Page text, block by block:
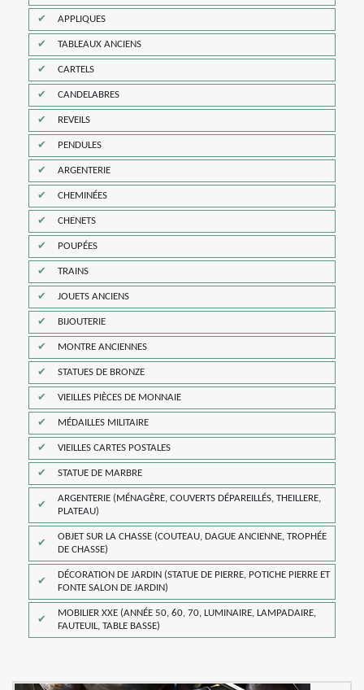
APPLIQUES
TABLEAUX ANCIENS
CARTELS
CANDELABRES
REVEILS
PENDULES
ARGENTERIE
CHEMINÉES
CHENETS
POUPÉES
TRAINS
JOUETS ANCIENS
BIJOUTERIE
MONTRE ANCIENNES
STATUES DE BRONZE
VIEILLES PIÈCES DE MONNAIE
MÉDAILLES MILITAIRE
VIEILLES CARTES POSTALES
STATUE DE MARBRE
ARGENTERIE (MÉNAGÈRE, COUVERTS DÉPAREILLÉS, THEILLERE,
PLATEAU)
OBJET SUR LA CHASSE (COUTEAU, DAGUE ANCIENNE, TROPHÉE
DE CHASSE)
DÉCORATION DE JARDIN (STATUE DE PIERRE, POTICHE PIERRE ET
FONTE SALON DE JARDIN)
MOBILIER XXE (ANNÉE 50, 60, 70, LUMINAIRE, LAMPADAIRE,
FAUTEUIL, TABLE BASSE)